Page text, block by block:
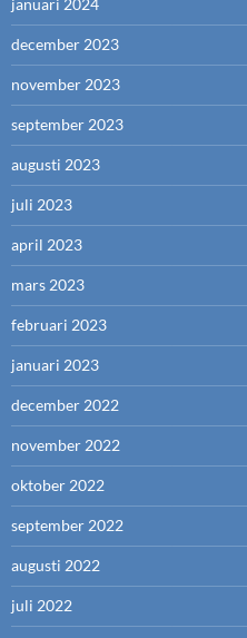
januari 2024
december 2023
november 2023
september 2023
augusti 2023
juli 2023
april 2023
mars 2023
februari 2023
januari 2023
december 2022
november 2022
oktober 2022
september 2022
augusti 2022
juli 2022